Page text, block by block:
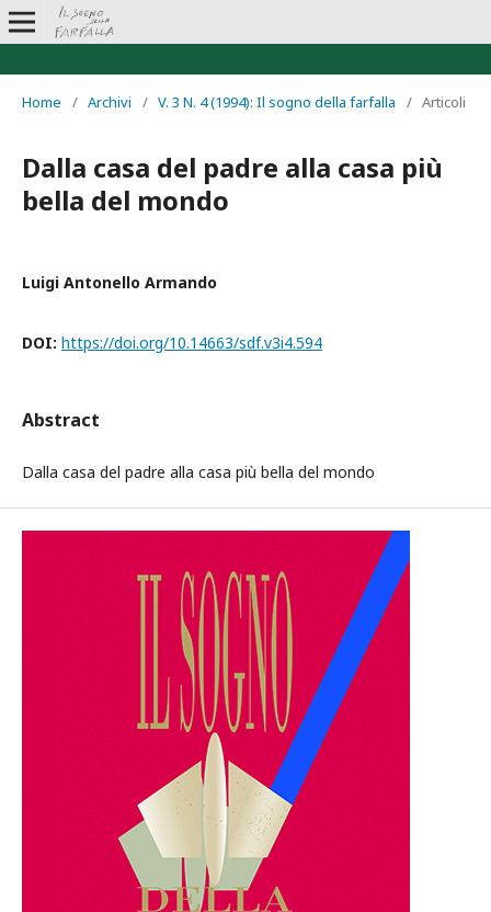
Home / Archivi / V. 3 N. 4 (1994): Il sogno della farfalla / Articoli
Dalla casa del padre alla casa più
bella del mondo
Luigi Antonello Armando
DOI: https://doi.org/10.14663/sdf.v3i4.594
Abstract
Dalla casa del padre alla casa più bella del mondo